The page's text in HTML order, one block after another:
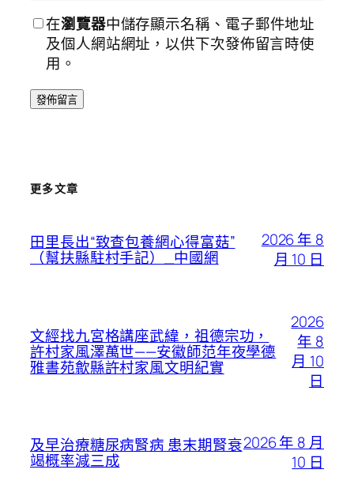
在瀏覽器中儲存顯示名稱、電子郵件地址
及個人網站網址，以供下次發佈留言時使
用。
更多文章
田里長出“致查包養網心得富菇”
（幫扶縣駐村手記）_中國網
2026 年 8
月 10 日
文經找九宮格講座武緯，祖德宗功，
許村家風澤萬世——安徽師范年夜學德
雅書苑歙縣許村家風文明紀實
2026
年 8
月 10
日
及早治療糖尿病腎病 患末期腎衰
竭概率減三成
2026 年 8 月
10 日